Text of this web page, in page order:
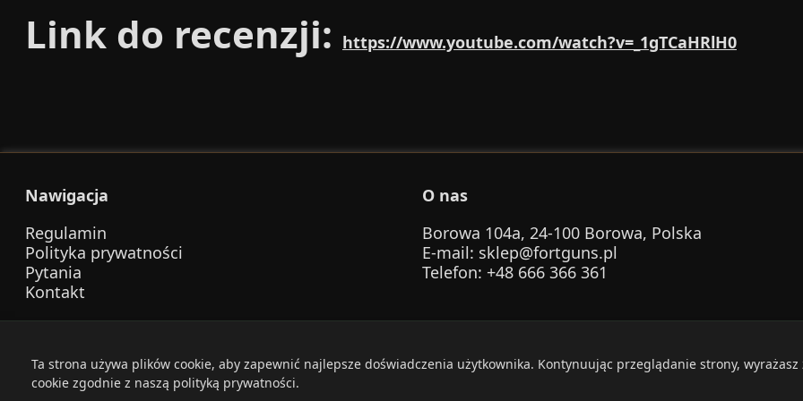
Link do recenzji: https://www.youtube.com/watch?v=_1gTCaHRlH0
Nawigacja
Regulamin
Polityka prywatności
Pytania
Kontakt
O nas
Borowa 104a, 24-100 Borowa, Polska
E-mail: sklep@fortguns.pl
Telefon: +48 666 366 361
© 2026 FortGuns. Zachowaj bezpieczeństwo. Strzelaj
Ta strona używa plików cookie, aby zapewnić najlepsze doświadczenia użytkownika. Kontynuując przeglądanie strony,
cookie zgodnie z naszą polityką prywatności.